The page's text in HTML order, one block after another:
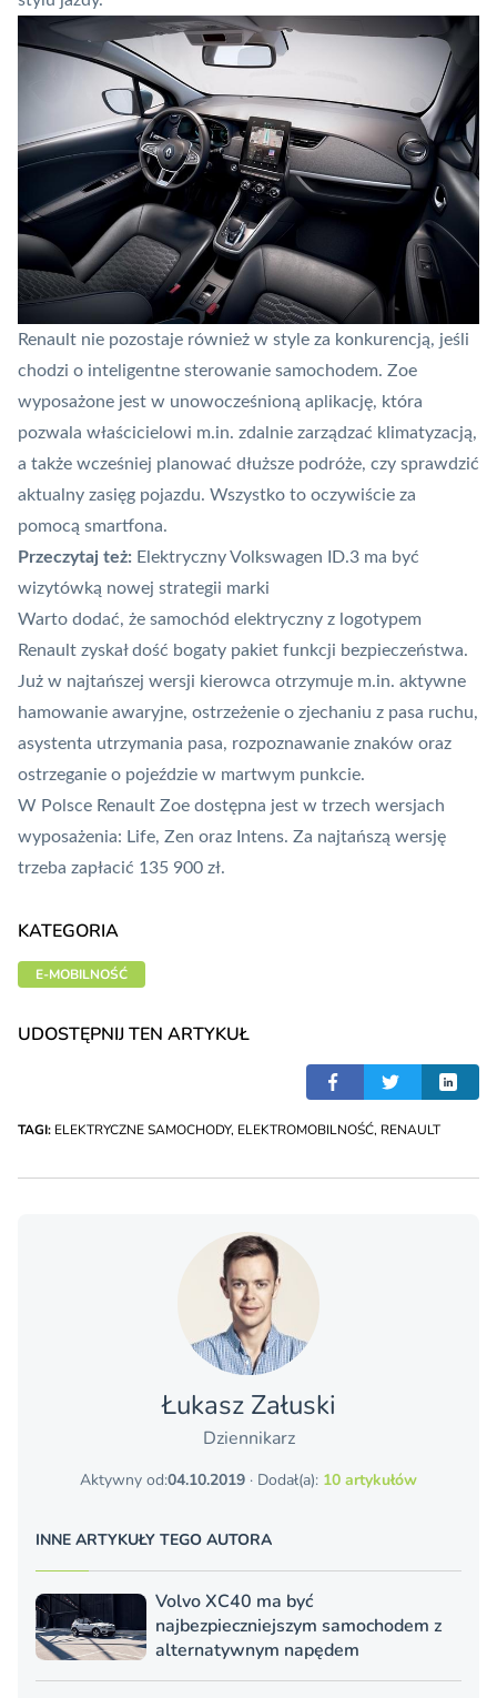
Renault nie pozostaje również w style za konkurencją, jeśli
chodzi o inteligentne sterowanie samochodem. Zoe
wyposażone jest w unowocześnioną aplikację, która
pozwala właścicielowi m.in. zdalnie zarządzać klimatyzacją,
a także wcześniej planować dłuższe podróże, czy sprawdzić
aktualny zasięg pojazdu. Wszystko to oczywiście za
pomocą smartfona.
Przeczytaj też: Elektryczny Volkswagen ID.3 ma być
wizytówką nowej strategii marki
Warto dodać, że samochód elektryczny z logotypem
Renault zyskał dość bogaty pakiet funkcji bezpieczeństwa.
Już w najtańszej wersji kierowca otrzymuje m.in. aktywne
hamowanie awaryjne, ostrzeżenie o zjechaniu z pasa ruchu,
asystenta utrzymania pasa, rozpoznawanie znaków oraz
ostrzeganie o pojeździe w martwym punkcie.
W Polsce Renault Zoe dostępna jest w trzech wersjach
wyposażenia: Life, Zen oraz Intens. Za najtańszą wersję
trzeba zapłacić 135 900 zł.
KATEGORIA
E-MOBILNOŚĆ
UDOSTĘPNIJ TEN ARTYKUŁ
TAGI: ELEKTRYCZNE SAMOCHODY, ELEKTROMOBILNOŚĆ, RENAULT
Łukasz Załuski
Dziennikarz
Aktywny od:04.10.2019 · Dodał(a): 10 artykułów
INNE ARTYKUŁY TEGO AUTORA
Volvo XC40 ma być
najbezpieczniejszym samochodem z
alternatywnym napędem